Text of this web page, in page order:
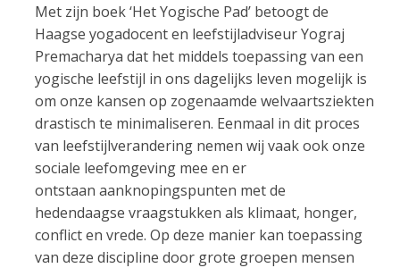
Met zijn boek ‘Het Yogische Pad’ betoogt de
Haagse yogadocent en leefstijladviseur Yograj
Premacharya dat het middels toepassing van een
yogische leefstijl in ons dagelijks leven mogelijk is
om onze kansen op zogenaamde welvaartsziekten
drastisch te minimaliseren. Eenmaal in dit proces
van leefstijlverandering nemen wij vaak ook onze
sociale leefomgeving mee en er
ontstaan aanknopingspunten met de
hedendaagse vraagstukken als klimaat, honger,
conflict en vrede. Op deze manier kan toepassing
van deze discipline door grote groepen mensen